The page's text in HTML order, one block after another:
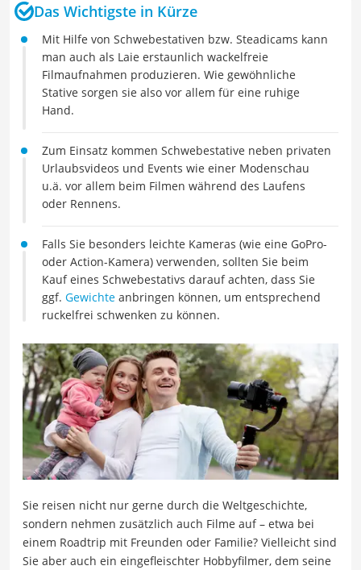
Das Wichtigste in Kürze
Mit Hilfe von Schwebestativen bzw. Steadicams kann
man auch als Laie erstaunlich wackelfreie
Filmaufnahmen produzieren. Wie gewöhnliche
Stative sorgen sie also vor allem für eine ruhige
Hand.
Zum Einsatz kommen Schwebestative neben privaten
Urlaubsvideos und Events wie einer Modenschau
u.ä. vor allem beim Filmen während des Laufens
oder Rennens.
Falls Sie besonders leichte Kameras (wie eine GoPro-
oder Action-Kamera) verwenden, sollten Sie beim
Kauf eines Schwebestativs darauf achten, dass Sie
ggf. Gewichte anbringen können, um entsprechend
ruckelfrei schwenken zu können.
Sie reisen nicht nur gerne durch die Weltgeschichte,
sondern nehmen zusätzlich auch Filme auf – etwa bei
einem Roadtrip mit Freunden oder Familie? Vielleicht sind
Sie aber auch ein eingefleischter Hobbyfilmer, dem seine